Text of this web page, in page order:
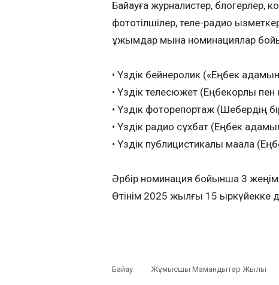
Байқауға журналистер, блогерлер,
фототілшілер, теле-радио
ұжымдар мына номинациялар
• Үздік бейнеролик («Еңбек
• Үздік телесюжет (Еңбекқорлық пен
• Үздік фоторепортаж (Шебердің
• Үздік радио сұхбат (Еңбек
• Үздік публицистикалық мақала
Әрбір номинация бойынша 3
Өтінім 2025 жылғы 15 қыркүйекке
Байқау Жұмысшы Мамандықтар Жылы